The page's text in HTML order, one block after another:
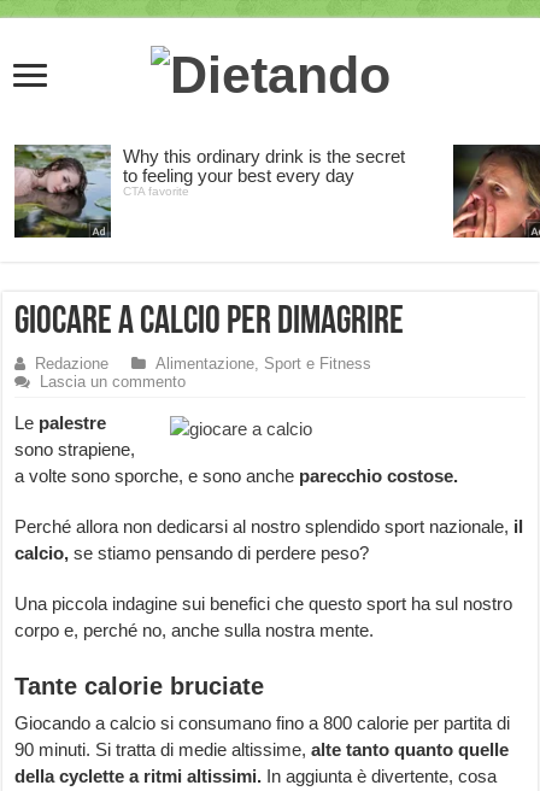
Giocare a calcio per dimagrire
Redazione
Alimentazione, Sport e Fitness
Lascia un commento
Le palestre
sono strapiene,
a volte sono sporche, e sono anche parecchio costose.
Perché allora non dedicarsi al nostro splendido sport nazionale, il
calcio,se stiamo pensando di perdere peso?
Una piccola indagine sui benefici che questo sport ha sul nostro
corpo e, perché no, anche sulla nostra mente.
Tante calorie bruciate
Giocando a calcio si consumano fino a 800 calorie per partita di
90 minuti. Si tratta di medie altissime,alte tanto quanto quelle
della cyclette a ritmi altissimi. In aggiunta è divertente, cosa